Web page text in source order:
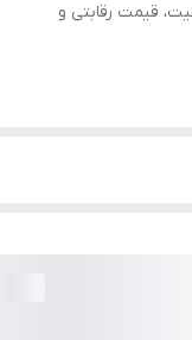
قیمت رقابتی و